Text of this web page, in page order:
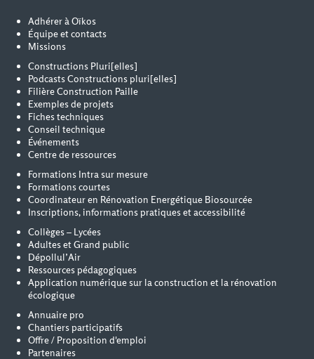
Adhérer à Oïkos
Équipe et contacts
Missions
Constructions Pluri[elles]
Podcasts Constructions pluri[elles]
Filière Construction Paille
Exemples de projets
Fiches techniques
Conseil technique
Événements
Centre de ressources
Formations Intra sur mesure
Formations courtes
Coordinateur en Rénovation Energétique Biosourcée
Inscriptions, informations pratiques et accessibilité
Collèges – Lycées
Adultes et Grand public
Dépollul’Air
Ressources pédagogiques
Application numérique sur la construction et la rénovation
écologique
Annuaire pro
Chantiers participatifs
Offre / Proposition d'emploi
Partenaires